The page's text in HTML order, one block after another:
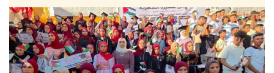
06/آب/2026 10:01 م
رئيس بلدية الخليل يطلع وفدا أميركيا على تطورا ...
06/آب/2026 09:59 م
Next